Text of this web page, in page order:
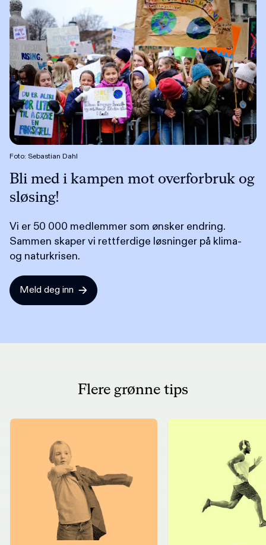
Foto: Sebastian Dahl
Bli med i kampen mot overforbruk og
sløsing!
Vi er 50 000 medlemmer som ønsker endring.
Sammen skaper vi rettferdige løsninger på klima-
og naturkrisen.
Meld deg inn
Flere grønne tips